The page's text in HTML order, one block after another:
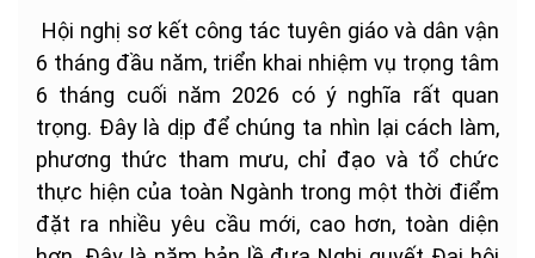
Hội nghị sơ kết công tác tuyên giáo và dân vận
6 tháng đầu năm, triển khai nhiệm vụ trọng tâm
6 tháng cuối năm 2026 có ý nghĩa rất quan
trọng. Đây là dịp để chúng ta nhìn lại cách làm,
phương thức tham mưu, chỉ đạo và tổ chức
thực hiện của toàn Ngành trong một thời điểm
đặt ra nhiều yêu cầu mới, cao hơn, toàn diện